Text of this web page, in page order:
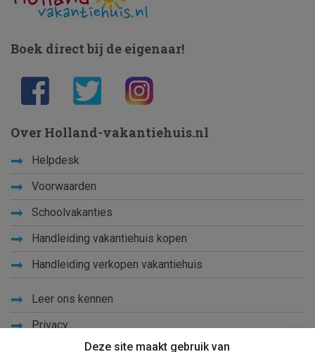
Deze site maakt gebruik van
Boek direct bij de eigenaar!
Over Holland-vakantiehuis.nl
Helpdesk
Voorwaarden
Schoolvakanties
Handleiding vakantiehuis kopen
Handleiding verkopen vakantiehuis
Leer ons kennen
Privacy